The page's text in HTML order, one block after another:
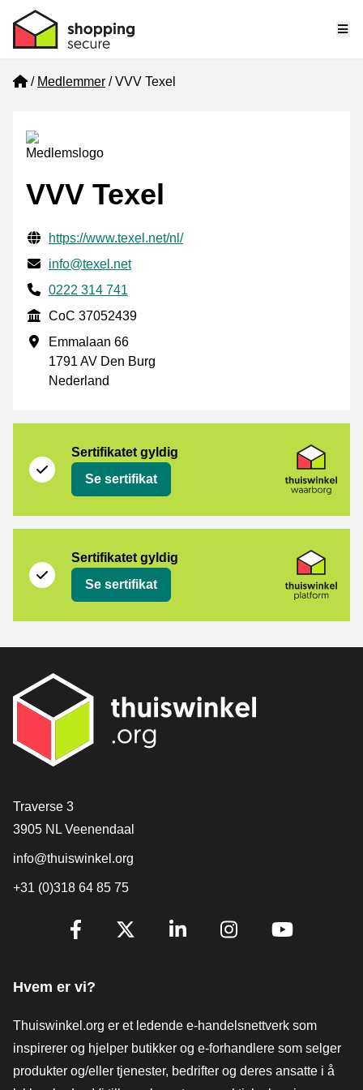
Home
Medlemmer VVV Texel
VVV Texel
Verifisert kontaktinformasjon
Website URL
https://www.texel.net/nl/
E-post
info@texel.net
Phone number
0222 314 741
CoC
CoC 37052439
Forretningsadresse
Emmalaan 66
1791 AV Den Burg
Nederland
Sertifikatet gyldig
Se sertifikat
Sertifikatet gyldig
Se sertifikat
[_General:Contact]
Traverse 3
3905 NL Veenendaal
info@thuiswinkel.org
+31 (0)318 64 85 75
[_General:SocialMediaTitle]
Hvem er vi?
Thuiswinkel.org er et ledende e-handelsnettverk som
inspirerer og hjelper butikker og e-forhandlere som selger
produkter og/eller tjenester, bedrifter og deres ansatte i å